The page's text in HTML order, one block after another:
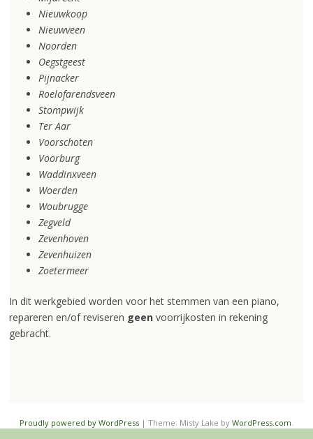
Nieuwkoop
Nieuwveen
Noorden
Oegstgeest
Pijnacker
Roelofarendsveen
Stompwijk
Ter Aar
Voorschoten
Voorburg
Waddinxveen
Woerden
Woubrugge
Zegveld
Zevenhoven
Zevenhuizen
Zoetermeer
In dit werkgebied worden voor het stemmen van een piano,
repareren en/of reviseren geenvoorrijkosten in rekening
gebracht.
Proudly powered by WordPress | Theme: Misty Lake by WordPress.com